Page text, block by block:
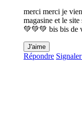
merci merci je
magasine et le
💚💚💚 bis bis de
J'aime
Répondre